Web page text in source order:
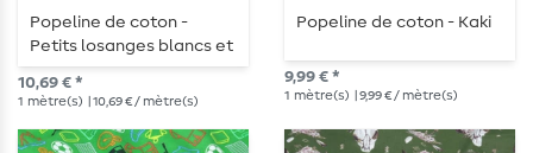
Popeline de coton -
Petits losanges blancs et
bleus
10,69 € *
1 mètre(s) | 10,69 € / mètre(s)
Popeline de coton - Kaki
9,99 € *
1 mètre(s) | 9,99 € / mètre(s)